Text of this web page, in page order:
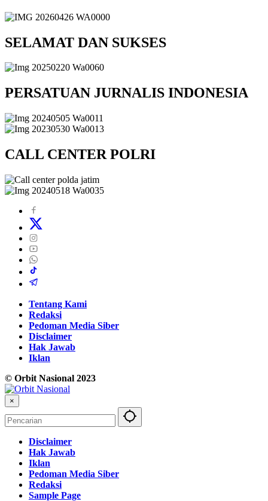
SELAMAT DAN SUKSES
PERSATUAN JURNALIS INDONESIA
CALL CENTER POLRI
Tentang Kami
Redaksi
Pedoman Media Siber
Disclaimer
Hak Jawab
Iklan
© Orbit Nasional 2023
×
Disclaimer
Hak Jawab
Iklan
Pedoman Media Siber
Redaksi
Sample Page